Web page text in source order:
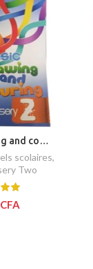
and co…
scolaires,
Two
CFA